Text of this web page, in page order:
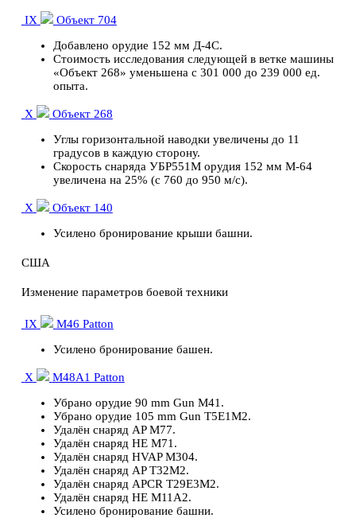
IX
Объект 704
Добавлено орудие 152 мм Д-4С.
Стоимость исследования следующей в ветке машины
«Объект 268» уменьшена с 301 000 до 239 000 ед.
опыта.
X
Объект 268
Углы горизонтальной наводки увеличены до 11
градусов в каждую сторону.
Скорость снаряда УБР551М орудия 152 мм М-64
увеличена на 25% (с 760 до 950 м/с).
X
Объект 140
Усилено бронирование крыши башни.
США
Изменение параметров боевой техники
IX
M46 Patton
Усилено бронирование башен.
X
M48A1 Patton
Убрано орудие 90 mm Gun M41.
Убрано орудие 105 mm Gun T5E1M2.
Удалён снаряд AP M77.
Удалён снаряд HE M71.
Удалён снаряд HVAP M304.
Удалён снаряд AP T32M2.
Удалён снаряд APCR T29E3M2.
Удалён снаряд HE M11A2.
Усилено бронирование башни.